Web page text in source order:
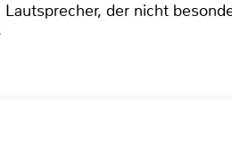
der nicht